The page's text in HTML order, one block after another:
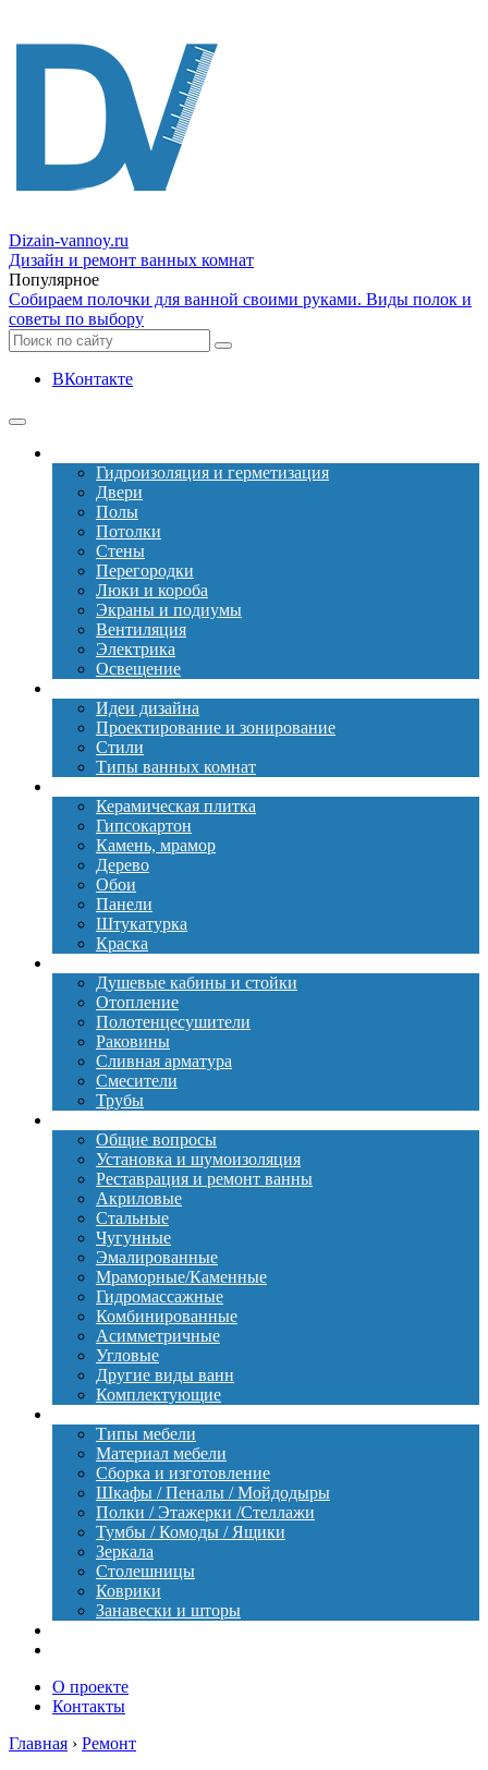
Dizain-vannoy.ru
Дизайн и ремонт ванных комнат
Популярное
Собираем полочки для ванной своими руками. Виды полок и
советы по выбору
ВКонтакте
Гидроизоляция и герметизация
Двери
Полы
Потолки
Стены
Перегородки
Люки и короба
Экраны и подиумы
Вентиляция
Электрика
Освещение
Идеи дизайна
Проектирование и зонирование
Стили
Типы ванных комнат
Керамическая плитка
Гипсокартон
Камень, мрамор
Дерево
Обои
Панели
Штукатурка
Краска
Душевые кабины и стойки
Отопление
Полотенцесушители
Раковины
Сливная арматура
Смесители
Трубы
Общие вопросы
Установка и шумоизоляция
Реставрация и ремонт ванны
Акриловые
Стальные
Чугунные
Эмалированные
Мраморные/Каменные
Гидромассажные
Комбинированные
Асимметричные
Угловые
Другие виды ванн
Комплектующие
Типы мебели
Материал мебели
Сборка и изготовление
Шкафы / Пеналы / Мойдодыры
Полки / Этажерки /Стеллажи
Тумбы / Комоды / Ящики
Зеркала
Столешницы
Коврики
Занавески и шторы
О проекте
Контакты
Главная › Ремонт